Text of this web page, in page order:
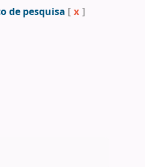
de pesquisa [ x ]